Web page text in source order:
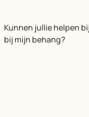
Kunnen jullie helpen
bij mijn behang?